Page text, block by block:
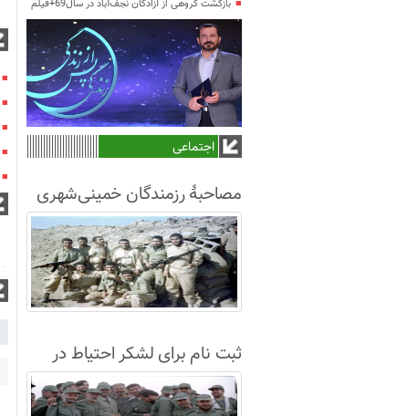
بازگشت گروهی از آزادگان نجف‌آباد در سال69+فیلم
اجتماعی
مصاحبۀ رزمندگان خمینی‌شهری
لشکر8 در سال63+فیلم
ثبت نام برای لشکر احتیاط در
نجف آباد